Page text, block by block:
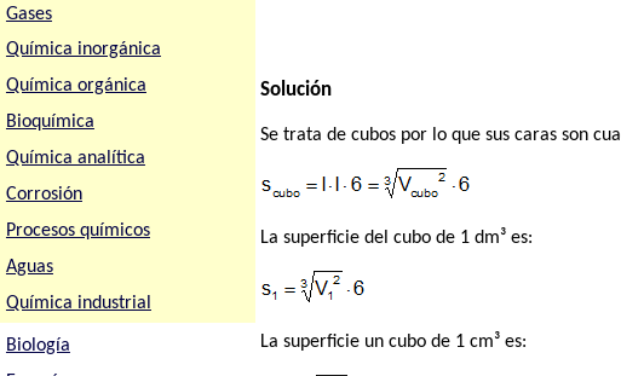
Gases
Química inorgánica
Química orgánica
Bioquímica
Química analítica
Corrosión
Procesos químicos
Aguas
Química industrial
Biología
Solución
Se trata de cubos por lo que sus caras son
La superficie del cubo de 1 dm³ es:
La superficie un cubo de 1 cm³ es: